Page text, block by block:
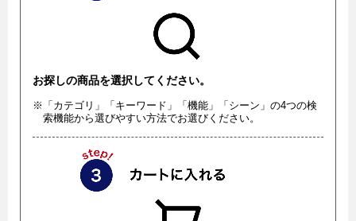
お探しの商品を選択してください。
※「カテゴリ」「キーワード」「機能」「シーン」の4つの検
索機能から選びやすい方法でお選びください。